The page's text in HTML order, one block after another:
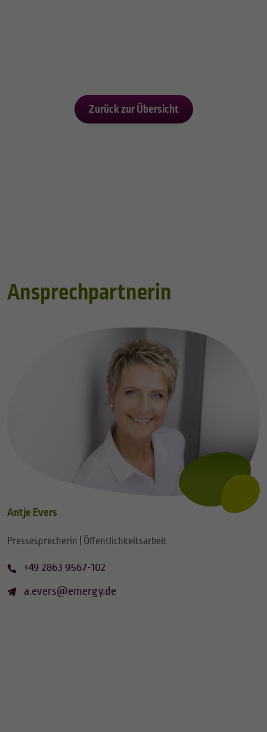
Zurück zur Übersicht
Ansprechpartnerin
Antje Evers
Pressesprecherin | Öffentlichkeitsarbeit
+49 2863 9567-102
a.evers@emergy.de